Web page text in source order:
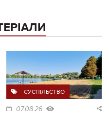
СУСПІЛЬСТВО
07.08.26